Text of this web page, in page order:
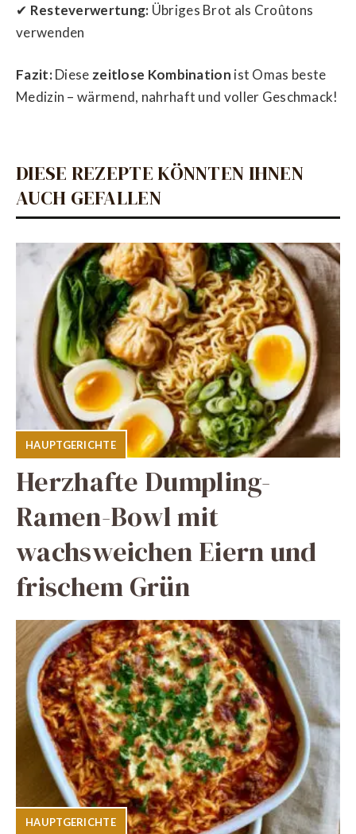
✔ Resteverwertung: Übriges Brot als Croûtons
verwenden
Fazit:Diese zeitlose Kombination ist Omas beste
Medizin – wärmend, nahrhaft und voller Geschmack!
DIESE REZEPTE KÖNNTEN IHNEN
AUCH GEFALLEN
HAUPTGERICHTE
Herzhafte Dumpling-
Ramen-Bowl mit
wachsweichen Eiern und
frischem Grün
HAUPTGERICHTE